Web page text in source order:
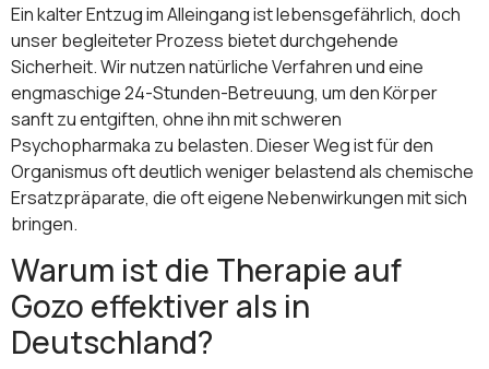
Ein kalter Entzug im Alleingang ist lebensgefährlich, doch
unser begleiteter Prozess bietet durchgehende
Sicherheit. Wir nutzen natürliche Verfahren und eine
engmaschige 24-Stunden-Betreuung, um den Körper
sanft zu entgiften, ohne ihn mit schweren
Psychopharmaka zu belasten. Dieser Weg ist für den
Organismus oft deutlich weniger belastend als chemische
Ersatzpräparate, die oft eigene Nebenwirkungen mit sich
bringen.
Warum ist die Therapie auf
Gozo effektiver als in
Deutschland?